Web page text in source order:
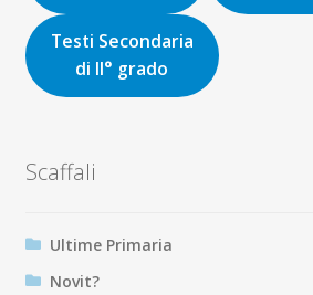
Testi Secondaria
di II° grado
Scaffali
Ultime Primaria
Novit?